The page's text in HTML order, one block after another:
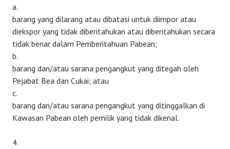
a.
barang yang dilarang atau dibatasi untuk diimpor atau
diekspor yang tidak diberitahukan atau diberitahukan secara
tidak benar dalam Pemberitahuan Pabean;
b.
barang dan/atau sarana pengangkut yang ditegah oleh
Pejabat Bea dan Cukai; atau
c.
barang dan/atau sarana pengangkut yang ditinggalkan di
Kawasan Pabean oleh pemilik yang tidak dikenal.
4.